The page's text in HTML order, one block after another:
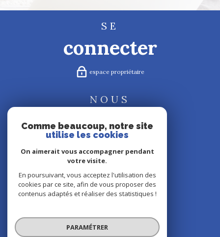
SE
connecter
espace propriétaire
NOUS
suivre
NOUS
adhérons
Comme beaucoup, notre site
utilise les cookies
On aimerait vous accompagner pendant
votre visite.
En poursuivant, vous acceptez l'utilisation des
cookies par ce site, afin de vous proposer des
contenus adaptés et réaliser des statistiques !
PARAMÉTRER